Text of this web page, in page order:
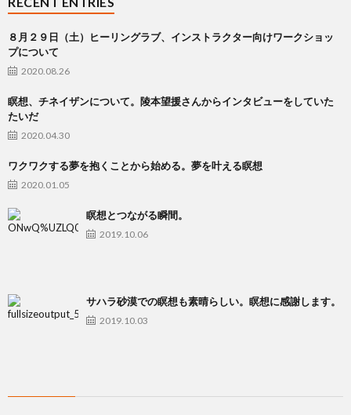
８月２９日（土）ヒーリングラブ、インストラクター向けワークショッ
プについて
2020.08.26
瞑想、チネイザンについて。陵本望援さんからインタビューをしていた
たいだ
2020.04.30
ワクワクする夢を抱くことから始める。夢を叶える瞑想
2020.01.05
瞑想とつながる瞬間。
2019.10.06
サハラ砂漠での瞑想も素晴らしい。瞑想に感謝します。
2019.10.03